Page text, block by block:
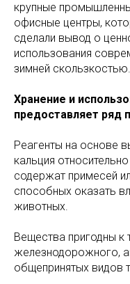
крупные
офисные центры,
сделали вывод о
использования
зимней скользкостью.
Хранение и
предоставляет ряд
Реагенты на основе
кальция
содержат примесей
способных оказать
животных.
Вещества пригодны к
железнодорожного,
общепринятых видов